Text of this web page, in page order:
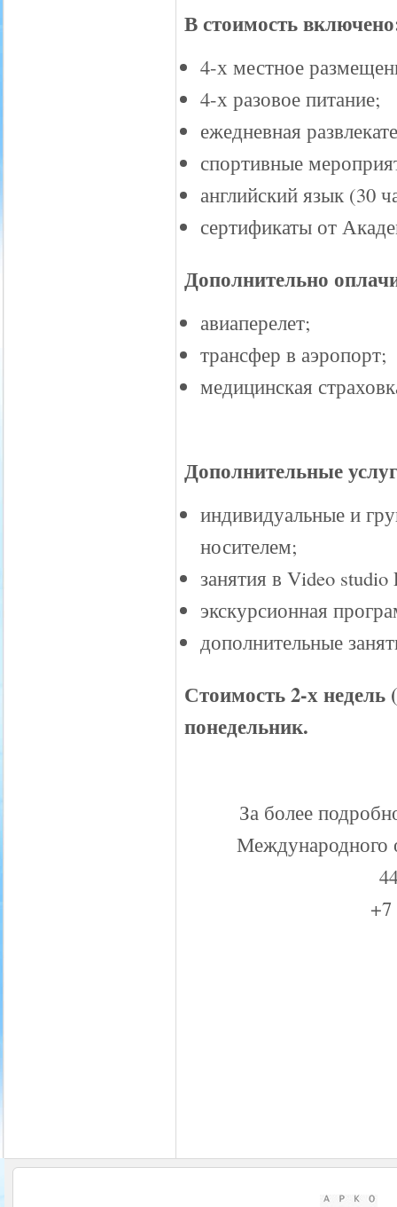
В стоимость
4-х местное
4-х разовое питание;
ежедневная
спортивные
английский язык (30
сертификаты от
Дополнительно
авиаперелет;
трансфер в аэропорт;
медицинская
Дополнительные
индивидуальные и
носителем;
занятия в Video
экскурсионная
дополнительные
Стоимость 2-х недель
понедельник.
За более
+7